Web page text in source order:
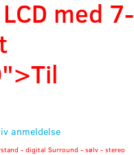
med 7-
anmeldelse
- digital Surround - sølv - stereo